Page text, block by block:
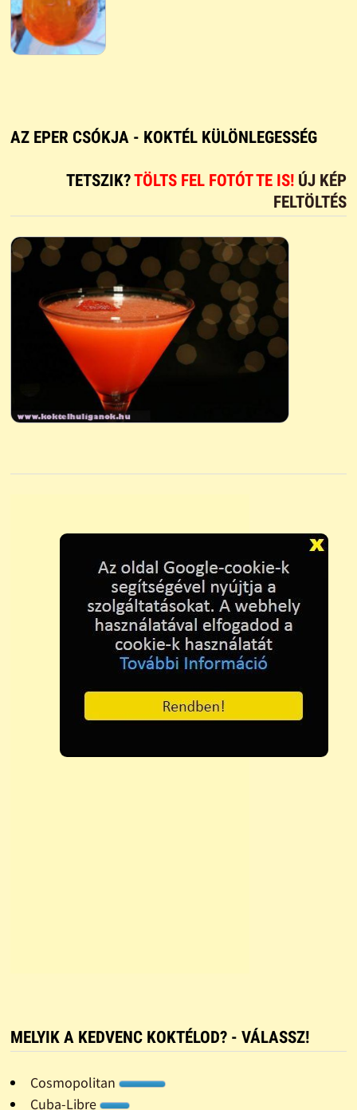
AZ EPER CSÓKJA - KOKTÉL KÜLÖNLEGESSÉG
TETSZIK?TÖLTS FEL FOTÓT TE IS! ÚJ KÉP
FELTÖLTÉS
MELYIK A KEDVENC KOKTÉLOD? - VÁLASSZ!
Cosmopolitan
Cuba-Libre